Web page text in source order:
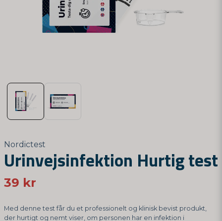
Nordictest
Urinvejsinfektion Hurtig test
39 kr
Med denne test får du et professionelt og klinisk bevist produkt,
der hurtigt og nemt viser, om personen har en infektion i